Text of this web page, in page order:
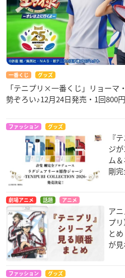
一番くじ グッズ
「テニプリ×一番くじ」リョーマ
勢ぞろい♪12月24日発売・1回800円
ファッション グッズ
『
ジ
ム
剛
劇場アニメ 話題 アニメ
ア
プ
と
が
ファッション グッズ